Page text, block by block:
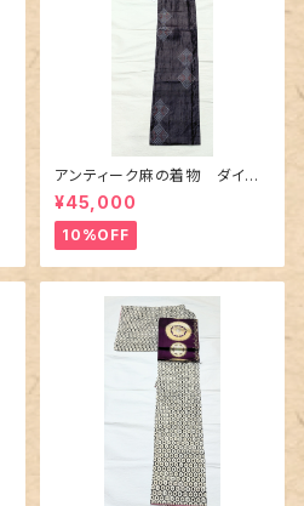
アンティーク麻の着物 ダイヤ
に市松柄の上布
¥45,000
10%OFF